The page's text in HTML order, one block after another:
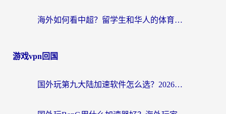
海外如何看中超？留学生和华人的体育赛事观看终极指南（附欧洲杯奥运会观看技巧）
游戏vpn回国
国外玩第九大陆加速软件怎么选？2026终极指南帮你告别延迟卡顿